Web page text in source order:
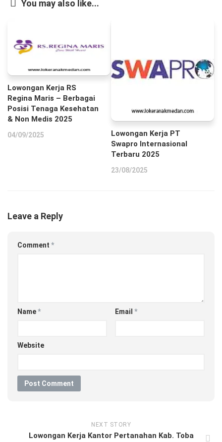
You may also like...
Lowongan Kerja RS
Regina Maris – Berbagai
Posisi Tenaga Kesehatan
& Non Medis 2025
04/09/2025
Lowongan Kerja PT
Swapro Internasional
Terbaru 2025
23/08/2025
Leave a Reply
Comment *
Name* Email *
Website
NEXT STORY
Lowongan Kerja Kantor Pertanahan Kab. Toba